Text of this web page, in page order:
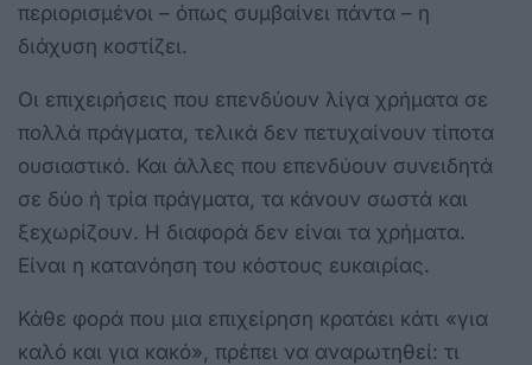
περιορισμένοι – όπως συμβαίνει πάντα – η
διάχυση κοστίζει.
Οι επιχειρήσεις που επενδύουν λίγα χρήματα σε
πολλά πράγματα, τελικά δεν πετυχαίνουν τίποτα
ουσιαστικό. Και άλλες που επενδύουν συνειδητά
σε δύο ή τρία πράγματα, τα κάνουν σωστά και
ξεχωρίζουν. Η διαφορά δεν είναι τα χρήματα.
Είναι η κατανόηση του κόστους ευκαιρίας.
Κάθε φορά που μια επιχείρηση κρατάει κάτι «για
καλό και για κακό», πρέπει να αναρωτηθεί: τι